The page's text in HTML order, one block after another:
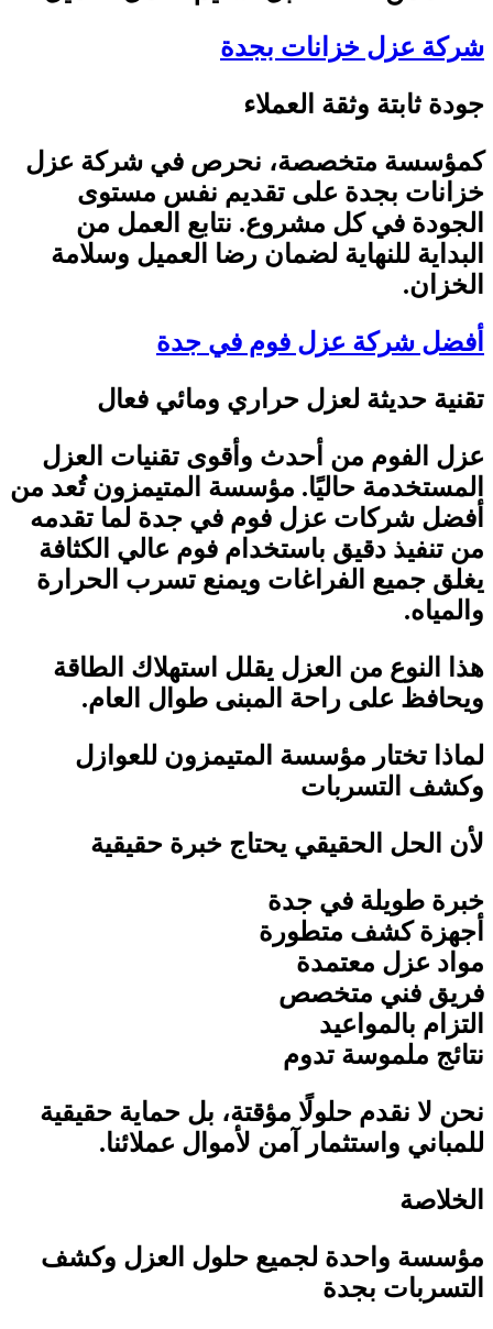
شركة عزل خزانات بجدة
جودة ثابتة وثقة العملاء
كمؤسسة متخصصة، نحرص في شركة عزل
خزانات بجدة على تقديم نفس مستوى
الجودة في كل مشروع. نتابع العمل من
البداية للنهاية لضمان رضا العميل وسلامة
الخزان.
أفضل شركة عزل فوم في جدة
تقنية حديثة لعزل حراري ومائي فعال
عزل الفوم من أحدث وأقوى تقنيات العزل
المستخدمة حاليًا. مؤسسة المتيمزون تُعد من
أفضل شركات عزل فوم في جدة لما تقدمه
من تنفيذ دقيق باستخدام فوم عالي الكثافة
يغلق جميع الفراغات ويمنع تسرب الحرارة
والمياه.
هذا النوع من العزل يقلل استهلاك الطاقة
ويحافظ على راحة المبنى طوال العام.
لماذا تختار مؤسسة المتيمزون للعوازل
وكشف التسربات
لأن الحل الحقيقي يحتاج خبرة حقيقية
خبرة طويلة في جدة
أجهزة كشف متطورة
مواد عزل معتمدة
فريق فني متخصص
التزام بالمواعيد
نتائج ملموسة تدوم
نحن لا نقدم حلولًا مؤقتة، بل حماية حقيقية
للمباني واستثمار آمن لأموال عملائنا.
الخلاصة
مؤسسة واحدة لجميع حلول العزل وكشف
التسربات بجدة